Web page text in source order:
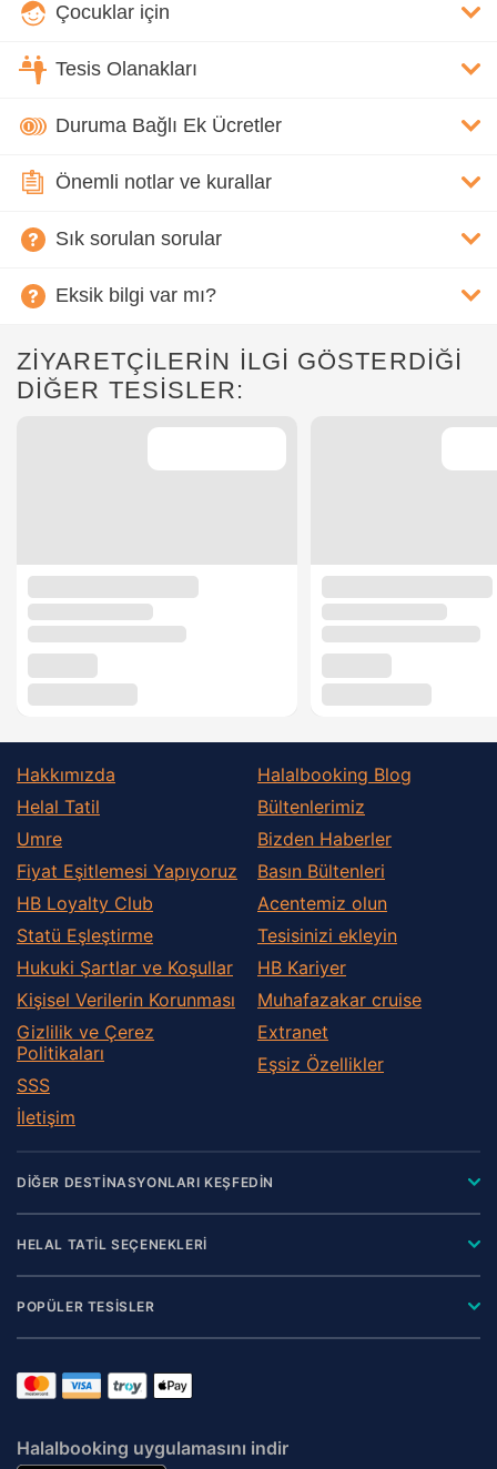
Çocuklar için
Tesis Olanakları
Duruma Bağlı Ek Ücretler
Önemli notlar ve kurallar
Sık sorulan sorular
Eksik bilgi var mı?
ZİYARETÇİLERİN İLGİ GÖSTERDİĞİ
DİĞER TESİSLER:
Hakkımızda
Helal Tatil
Umre
Fiyat Eşitlemesi Yapıyoruz
HB Loyalty Club
Statü Eşleştirme
Hukuki Şartlar ve Koşullar
Kişisel Verilerin Korunması
Gizlilik ve Çerez
Politikaları
SSS
İletişim
Halalbooking Blog
Bültenlerimiz
Bizden Haberler
Basın Bültenleri
Acentemiz olun
Tesisinizi ekleyin
HB Kariyer
Muhafazakar сruise
Extranet
Eşsiz Özellikler
DİĞER DESTİNASYONLARI KEŞFEDİN
HELAL TATİL SEÇENEKLERİ
POPÜLER TESİSLER
Halalbooking uygulamasını indir